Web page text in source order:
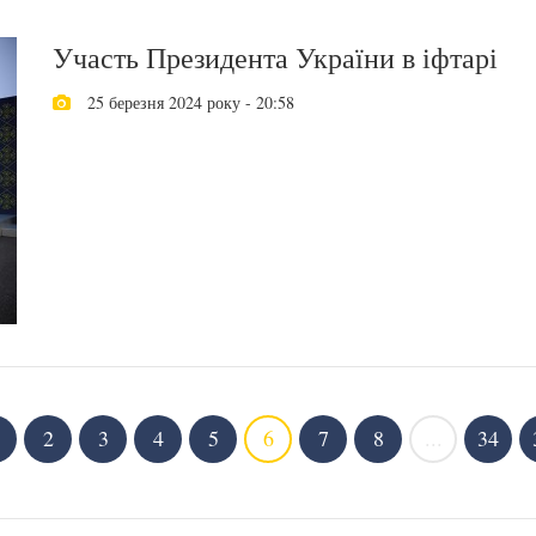
Участь Президента України в іфтарі
25 березня 2024 року - 20:58
2 3 4 5 6 7 8 34